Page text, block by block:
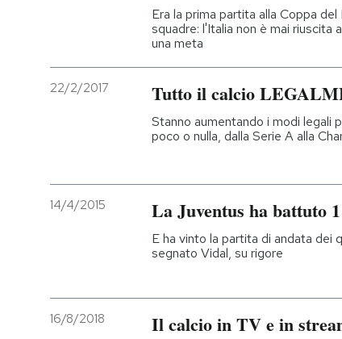
AREA PERSONALEEra la prima partita alla Coppa
squadre: l'Italia non è mai riuscita
una meta
22/2/2017 Tutto il calcio
Stanno aumentando i modi legali
poco o nulla, dalla Serie A alla
14/4/2015 La Juventus ha battuto
E ha vinto la partita di andata dei
segnato Vidal, su rigore
16/8/2018 Il calcio in TV e in